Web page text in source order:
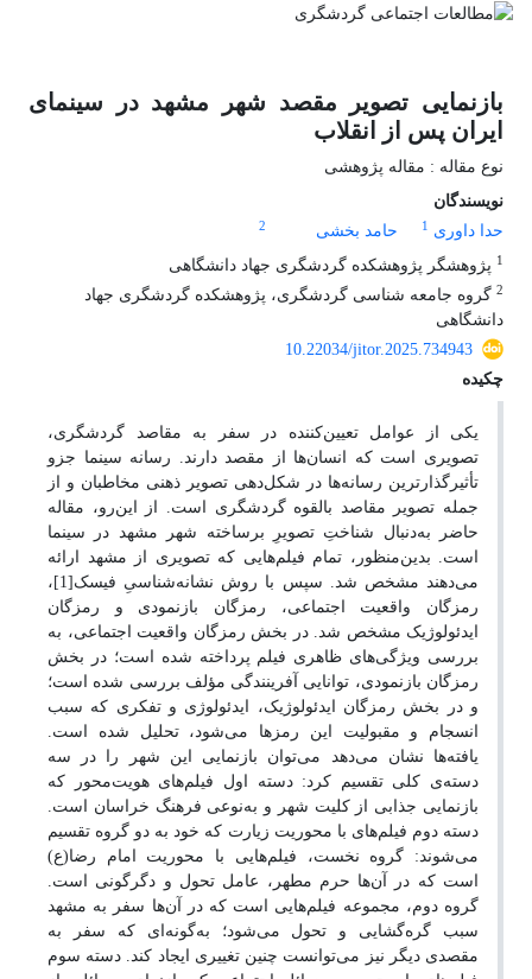
بازنمایی تصویر مقصد شهر مشهد در سینمای
ایران پس از انقلاب
نوع مقاله : مقاله پژوهشی
نویسندگان
حدا داوری
1 حامد بخشی 2
1 پژوهشگر پژوهشکده گردشگری جهاد دانشگاهی
2 گروه جامعه شناسی گردشگری، پژوهشکده گردشگری جهاد
دانشگاهی
10.22034/jitor.2025.734943
چکیده
یکی از عوامل تعیین‌کننده در سفر به مقاصد گردشگری،
تصویری است که انسان‌ها از مقصد دارند. رسانه سینما جزو
تأثیرگذارترین رسانه‌ها در شکل‌دهی تصویر ذهنی مخاطبان و از
جمله تصویر مقاصد بالقوه گردشگری است. از این‌رو، مقاله
حاضر به‌دنبال شناختِ تصویرِ برساخته شهر مشهد در سینما
است. بدین‌منظور، تمام فیلم‌هایی که تصویری از مشهد ارائه
می‌دهند مشخص شد. سپس با روش نشانه‌شناسیِ فیسک [1] ،
رمزگان واقعیت اجتماعی، رمزگان بازنمودی و رمزگان
ایدئولوژیک مشخص شد. در بخش رمزگان واقعیت اجتماعی، به
بررسی ویژگی‌های ظاهری فیلم پرداخته شده است؛ در بخش
رمزگان بازنمودی، توانایی آفرینندگی مؤلف بررسی شده است؛
و در بخش رمزگان ایدئولوژیک، ایدئولوژی و تفکری که سبب
انسجام و مقبولیت این رمزها می‌شود، تحلیل شده است.
یافته‌ها نشان می‌دهد می‌توان بازنمایی این شهر را در سه
دسته‌ی کلی تقسیم کرد: دسته اول فیلم‌های هویت‌محور که
بازنمایی جذابی از کلیت شهر و به‌نوعی فرهنگ خراسان است.
دسته دوم فیلم‌های با محوریت زیارت که خود به دو گروه تقسیم
می‌شوند: گروه نخست، فیلم‌هایی با محوریت امام رضا(ع)
است که در آن‌ها حرم مطهر، عامل تحول و دگرگونی است.
گروه دوم، مجموعه‌ فیلم‌هایی است که در آن‌ها سفر به مشهد
سبب گره‌گشایی و تحول می‌شود؛ به‌گونه‌ای که سفر به
مقصدی دیگر نیز می‌توانست چنین تغییری ایجاد کند. دسته سوم